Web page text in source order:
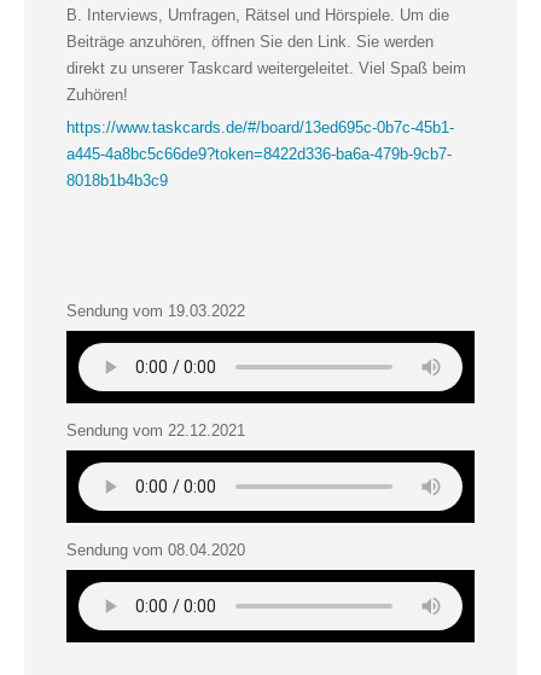
B. Interviews, Umfragen, Rätsel und Hörspiele. Um die
Beiträge anzuhören, öffnen Sie den Link. Sie werden
direkt zu unserer Taskcard weitergeleitet. Viel Spaß beim
Zuhören!
https://www.taskcards.de/#/board/13ed695c-0b7c-45b1-
a445-4a8bc5c66de9?token=8422d336-ba6a-479b-9cb7-
8018b1b4b3c9
Sendung vom 19.03.2022
Sendung vom 22.12.2021
Sendung vom 08.04.2020